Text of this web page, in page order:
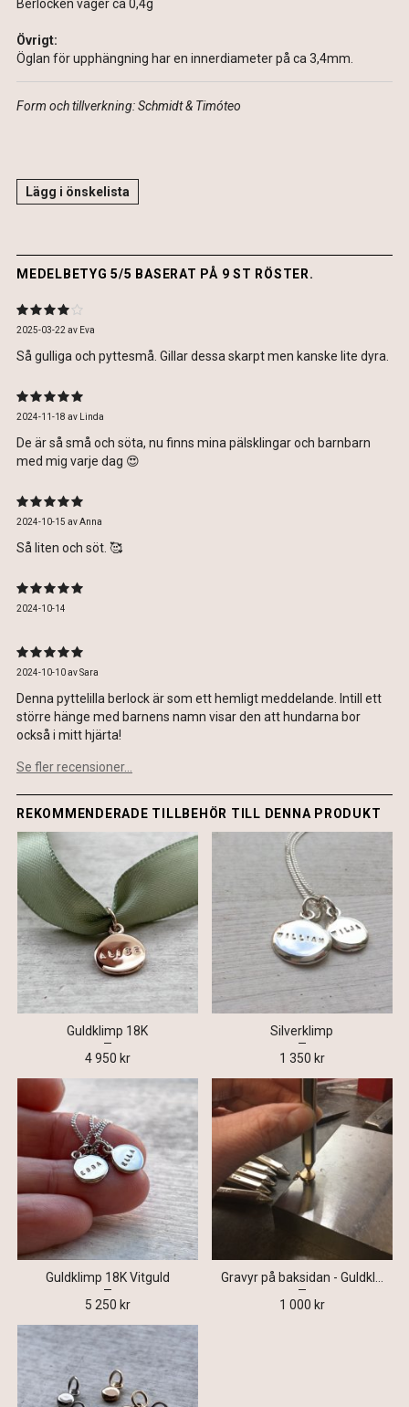
Berlocken väger ca 0,4g
Övrigt:
Öglan för upphängning har en innerdiameter på ca 3,4mm.
Form och tillverkning: Schmidt & Timóteo
Lägg i önskelista
MEDELBETYG 5/5 BASERAT PÅ 9 ST RÖSTER.
2025-03-22av Eva
Så gulliga och pyttesmå. Gillar dessa skarpt men kanske lite dyra.
2024-11-18 av Linda
De är så små och söta, nu finns mina pälsklingar och barnbarn
med mig varje dag 😍
2024-10-15 avAnna
Så liten och söt. 🥰
2024-10-14
2024-10-10avSara
Denna pyttelilla berlock är som ett hemligt meddelande. Intill ett
större hänge med barnens namn visar den att hundarna bor
också i mitt hjärta!
Se fler recensioner...
REKOMMENDERADE TILLBEHÖR TILL DENNA PRODUKT
Guldklimp 18K
4 950 kr
Silverklimp
1 350 kr
Guldklimp 18K Vitguld
5 250 kr
1 000 kr